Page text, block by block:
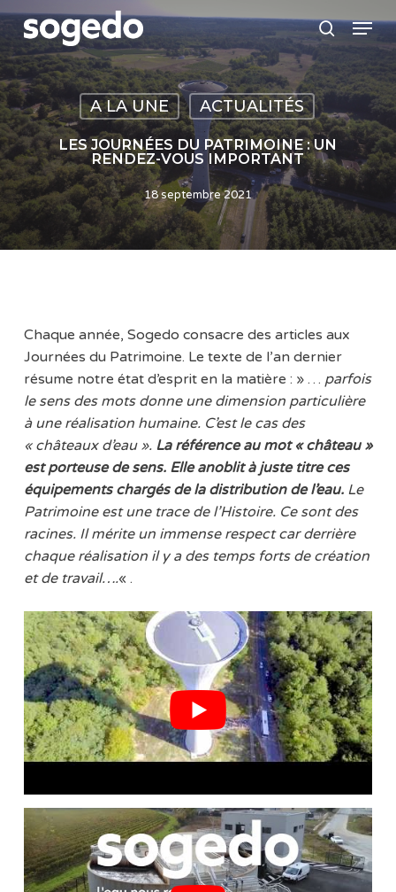
Skip
to
main
content
search
Menu
A LA UNE ACTUALITÉS
LES JOURNÉES DU PATRIMOINE : UN
RENDEZ-VOUS IMPORTANT
18 septembre 2021
Chaque année, Sogedo consacre des articles aux
Journées du Patrimoine. Le texte de l’an dernier
résume notre état d’esprit en la matière : » … parfois
le sens des mots donne une dimension particulière
à une réalisation humaine. C’est le cas des
« châteaux d’eau ». La référence au mot « château »
est porteuse de sens. Elle anoblit à juste titre ces
équipements chargés de la distribution de l’eau.Le
Patrimoine est une trace de l’Histoire. Ce sont des
racines. Il mérite un immense respect car derrière
chaque réalisation il y a des temps forts de création
et de travail….« .